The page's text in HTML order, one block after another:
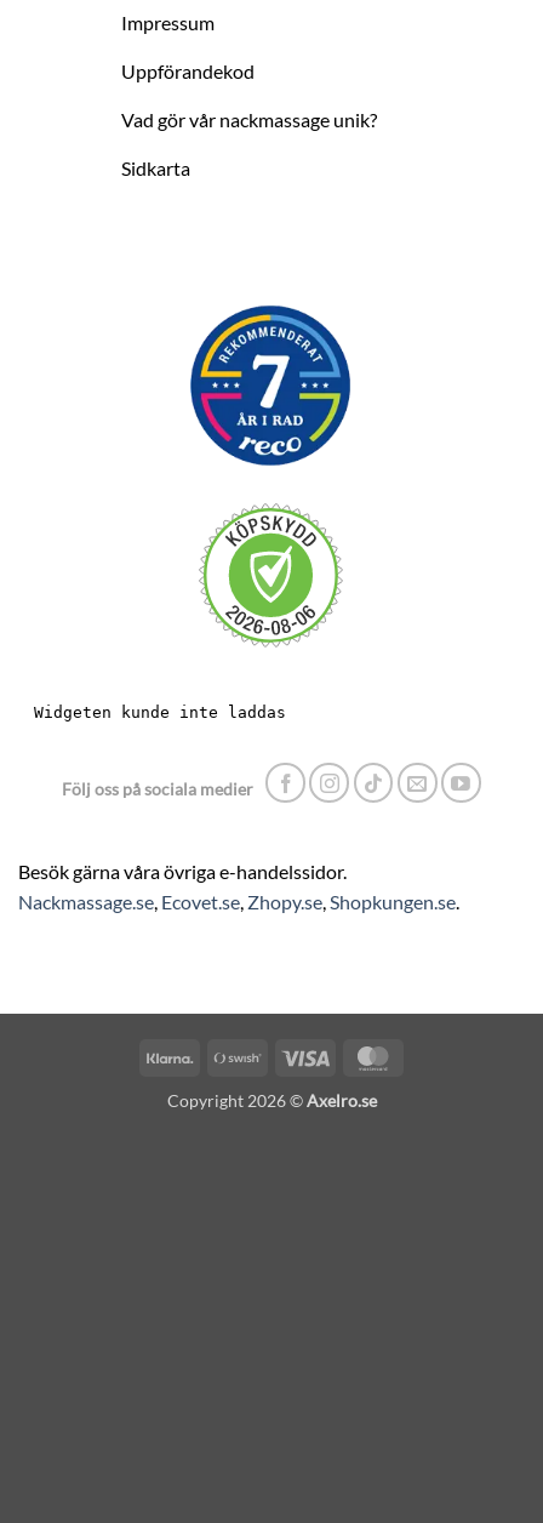
Impressum
Uppförandekod
Vad gör vår nackmassage unik?
Sidkarta
Följ oss på sociala medier
Besök gärna våra övriga e-handelssidor.
Nackmassage.se Ecovet.se Zhopy.se Shopkungen.se
Klarna
Swish
Visa
Copyright 2026 ©Axelro.se